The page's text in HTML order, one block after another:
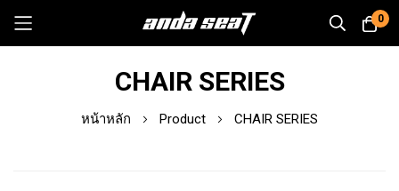
0
CHAIR SERIES
หน้าหลัก Product CHAIR SERIES